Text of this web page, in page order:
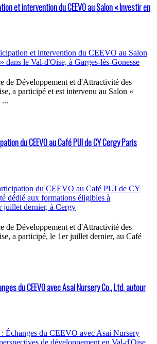
et intervention du CEEVO au Salon « Investir en
de Développement et d'Attractivité des
a participé et est intervenu au Salon «
...
du CEEVO au Café PUI de CY Cergy Paris
de Développement et d'Attractivité des
a participé, le 1er juillet dernier, au Café
du CEEVO avec Asai Nursery Co., Ltd. autour